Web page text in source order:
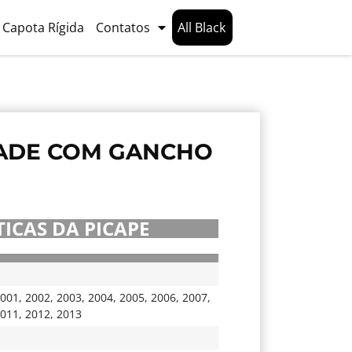
Capota Rígida Contatos All Black
COM GANCHO
DA PICAPE
, 2002, 2003, 2004, 2005, 2006, 2007,
, 2012, 2013